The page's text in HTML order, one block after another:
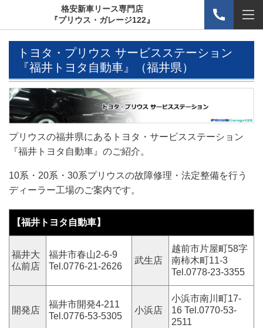
格安新車リース専門店
『プリウス・ガレージ122』
トヨタ・プリウス サービスステーション
『福井トヨタ自動車』（福井県）
プリウスの福井県にあるトヨタ・サービスステーション
『福井トヨタ自動車』のご紹介。
10系・20系・30系プリウスの故障修理・法定整備を行う
ディーラー工場のご案内です。
【福井トヨタ自動車】
福井大
仏前店
福井市春山2-6-9
Tel.0776-21-2626
武生店
越前市片屋町58字
南柿木町11-3
Tel.0778-23-3355
開発店
福井市開発4-211
Tel.0776-53-5305
小浜店
小浜市南川町17-
16 Tel.0770-53-
2511